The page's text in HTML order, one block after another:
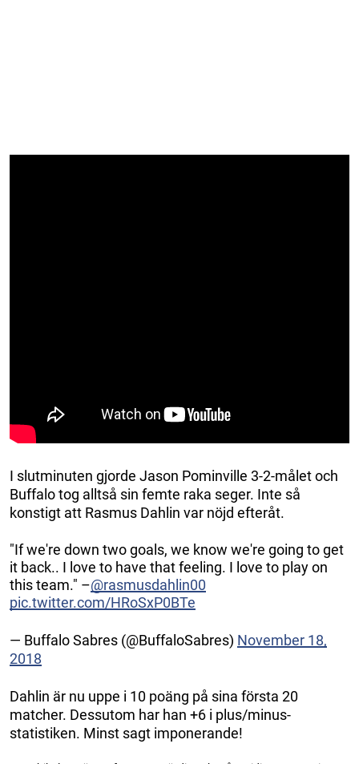
I slutminuten gjorde Jason Pominville 3-2-målet och
Buffalo tog alltså sin femte raka seger. Inte så
konstigt att Rasmus Dahlin var nöjd efteråt.
"If we're down two goals, we know we're going to get
it back.. I love to have that feeling. I love to play on
this team." –@rasmusdahlin00
pic.twitter.com/HRoSxP0BTe
— Buffalo Sabres (@BuffaloSabres) November 18,
2018
Dahlin är nu uppe i 10 poäng på sina första 20
matcher. Dessutom har han +6 i plus/minus-
statistiken. Minst sagt imponerande!